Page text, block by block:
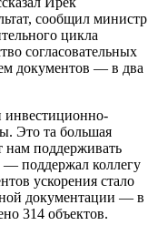
сообщил министр
цикла
согласовательных
документов — в два
инвестиционно-
Это та большая
нам поддерживать
— поддержал коллегу
ускорения стало
документации — в
314 объектов.